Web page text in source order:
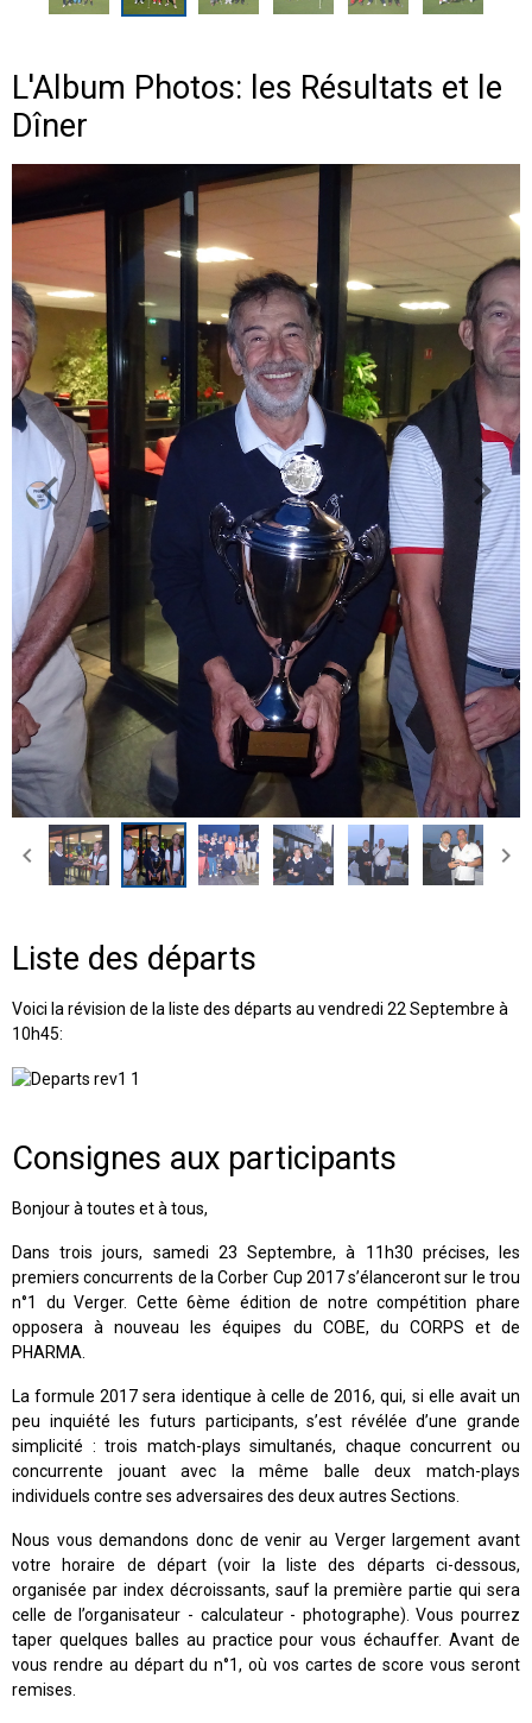
L'Album Photos: les Résultats et le
Dîner
Liste des départs
Voici la révision de la liste des départs au vendredi 22 Septembre à
10h45:
Consignes aux participants
Bonjour à toutes et à tous,
Dans trois jours, samedi 23 Septembre, à 11h30 précises, les
premiers concurrents de la Corber Cup 2017 s’élanceront sur le trou
n°1 du Verger. Cette 6ème édition de notre compétition phare
opposera à nouveau les équipes du COBE, du CORPS et de
PHARMA.
La formule 2017 sera identique à celle de 2016, qui, si elle avait un
peu inquiété les futurs participants, s’est révélée d’une grande
simplicité : trois match-plays simultanés, chaque concurrent ou
concurrente jouant avec la même balle deux match-plays
individuels contre ses adversaires des deux autres Sections.
Nous vous demandons donc de venir au Verger largement avant
votre horaire de départ (voir la liste des départs ci-dessous,
organisée par index décroissants, sauf la première partie qui sera
celle de l’organisateur - calculateur - photographe). Vous pourrez
taper quelques balles au practice pour vous échauffer. Avant de
vous rendre au départ du n°1, où vos cartes de score vous seront
remises.